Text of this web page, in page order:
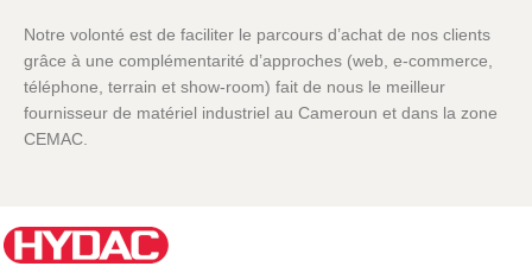
Notre volonté est de faciliter le parcours d’achat de nos clients
grâce à une complémentarité d’approches (web, e-commerce,
téléphone, terrain et show-room) fait de nous le meilleur
fournisseur de matériel industriel au Cameroun et dans la zone
CEMAC.
séminaires en ligne, démonstrations à distance,